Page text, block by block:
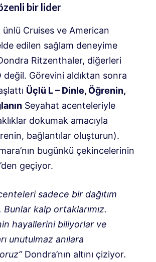
bir lider
ünlü Cruises ve American
edilen sağlam deneyime
Ritzenthaler, diğerleri
değil. Görevini aldıktan sonra
Üçlü L – Dinle, Öğrenin,
Seyahat acenteleriyle
dokumak amacıyla
bağlantılar oluşturun).
bugünkü çekincelerinin
geçiyor.
sadece bir dağıtım
Bunlar kalp ortaklarımız.
hayallerini biliyorlar ve
unutulmaz anılara
Dondra’nın altını çiziyor.